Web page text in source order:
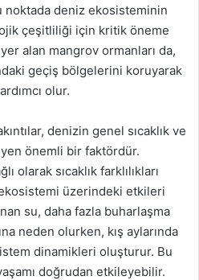
noktada deniz ekosisteminin
çeşitliliği için kritik öneme
alan mangrov ormanları da,
geçiş bölgelerini koruyarak
olur.
denizin genel sıcaklık ve
önemli bir faktördür.
olarak sıcaklık farklılıkları
üzerindeki etkileri
su, daha fazla buharlaşma
neden olurken, kış aylarında
dinamikleri oluşturur. Bu
doğrudan etkileyebilir.